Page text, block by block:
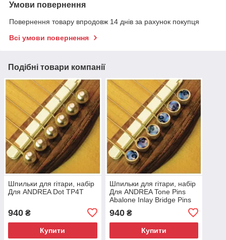
Умови повернення
Повернення товару впродовж 14 днів за рахунок покупця
Всі умови повернення
Подібні товари компанії
Шпильки для гітари, набір
Для ANDREA Dot TP4T
940 ₴
Купити
Шпильки для гітари, набір
Для ANDREA Tone Pins
Abalone Inlay Bridge Pins
940₴
Купити